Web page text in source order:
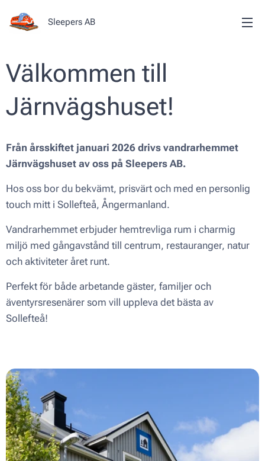
Sleepers AB
Välkommen till
Järnvägshuset!
Från årsskiftet januari 2026 drivs vandrarhemmet
Järnvägshuset av oss på Sleepers AB.
Hos oss bor du bekvämt, prisvärt och med en personlig
touch mitt i Sollefteå, Ångermanland.
Vandrarhemmet erbjuder hemtrevliga rum i charmig
miljö med gångavstånd till centrum, restauranger, natur
och aktiviteter året runt.
Perfekt för både arbetande gäster, familjer och
äventyrsresenärer som vill uppleva det bästa av
Sollefteå!